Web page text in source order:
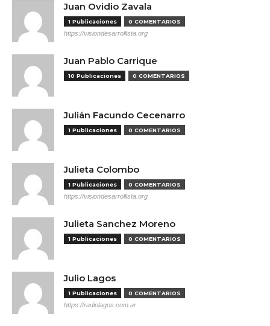
Juan Ovidio Zavala
1 Publicaciones 0 COMENTARIOS
https://visiondesarrollista.org
Juan Pablo Carrique
10 Publicaciones 0 COMENTARIOS
Julián Facundo Cecenarro
1 Publicaciones 0 COMENTARIOS
Julieta Colombo
1 Publicaciones 0 COMENTARIOS
https://visiondesarrollista.org
Julieta Sanchez Moreno
1 Publicaciones 0 COMENTARIOS
Julio Lagos
1 Publicaciones 0 COMENTARIOS
https://radiolagos.com.ar